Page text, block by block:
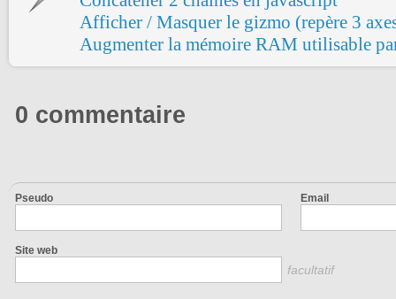
Afficher / Masquer le gizmo (repère 3
Augmenter la mémoire RAM utilisable
0 commentaire
Pseudo Email
Site web
facultatif